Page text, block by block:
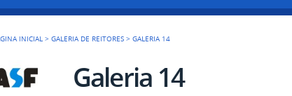
INICIAL >GALERIA DE REITORES >GALERIA 14
Galeria 14